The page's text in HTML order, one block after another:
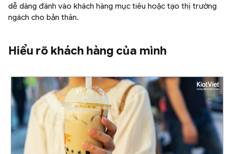
dễ dàng đánh vào khách hàng mục tiêu hoặc tạo thị trường
ngách cho bản thân.
Hiểu rõ khách hàng của mình